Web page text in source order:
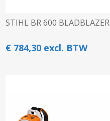
STIHL BR 600 BLADBLAZER
€ 784,30 excl. BTW